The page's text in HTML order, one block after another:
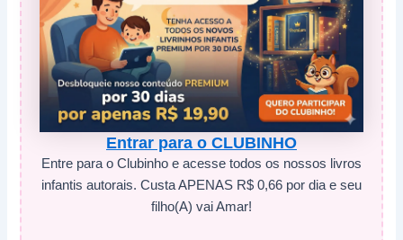
Entrar para o CLUBINHO
Entre para o Clubinho e acesse todos os nossos livros
infantis autorais. Custa APENAS R$ 0,66 por dia e seu
filho(A) vai Amar!